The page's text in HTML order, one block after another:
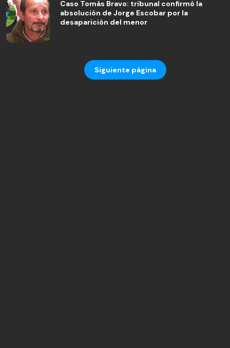
Caso Tomás Bravo: tribunal confirmó la
absolución de Jorge Escobar por la
desaparición del menor
Siguiente página